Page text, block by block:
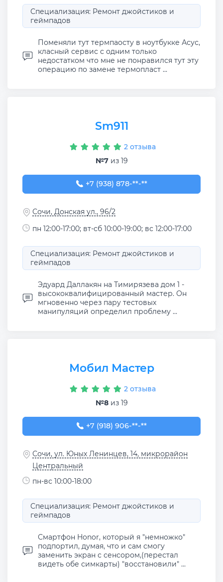
Специализация: Ремонт джойстиков и
геймпадов
Поменяли тут термпаосту в ноутбукке Асус,
класный сервис с одним только
недостатком что мне не понравился тут эту
операцию по замене термопласт ...
Sm911
2 отзыва
№7из 19
+7 (938) 878-98-83
+7 (938) 878-**-**
Сочи, Донская ул., 96/2
пн 12:00-17:00; вт-сб 10:00-19:00; вс 12:00-17:00
Специализация: Ремонт джойстиков и
геймпадов
Эдуард Даллакян на Тимирязева дом 1 -
высококвалифицированный мастер. Он
мгновенно через пару тестовых
манипуляций определил проблему ...
Мобил Мастер
2 отзыва
№8из 19
+7 (918) 906-55-37
+7 (918) 906-**-**
Сочи, ул. Юных Ленинцев, 14, микрорайон
Центральный
пн-вс 10:00-18:00
Специализация: Ремонт джойстиков и
геймпадов
Смартфон Honor, который я "немножко"
подпортил, думая, что и сам смогу
заменить экран с сенсором,(перестал
видеть обе симкарты) "восстановили" ...